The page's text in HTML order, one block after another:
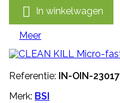
 In winkelwagen
Meer
Referentie: IN-OIN-23017
Merk: BSI